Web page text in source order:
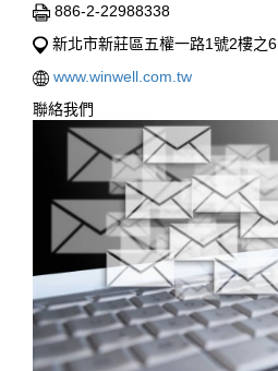
886-2-22988338
新北市新莊區五權一路1號2樓之6
www.winwell.com.tw
聯絡我們